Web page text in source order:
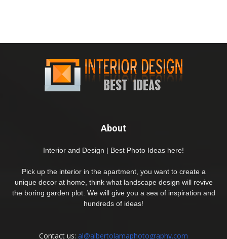
About
Interior and Design | Best Photo Ideas here!
Pick up the interior in the apartment, you want to create a
unique decor at home, think what landscape design will revive
the boring garden plot. We will give you a sea of inspiration and
hundreds of ideas!
Contact us: al@albertolamaphotography.com